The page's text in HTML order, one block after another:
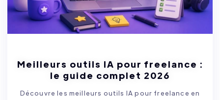
Meilleurs outils IA pour freelance :
le guide complet 2026
Découvre les meilleurs outils IA pour freelance en